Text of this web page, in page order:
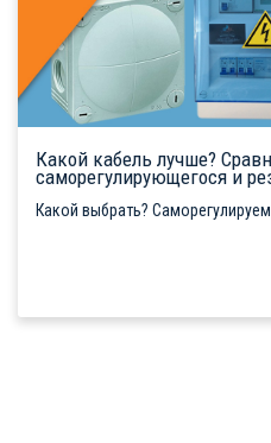
Какой кабель лучше?
саморегулирующегося и
Какой выбрать?